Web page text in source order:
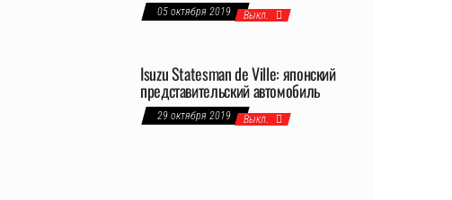
05 октября 2019 Выкл.
Isuzu Statesman de Ville: японский
представительский автомобиль
29 октября 2019 Выкл.